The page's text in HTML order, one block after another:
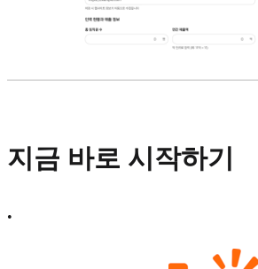
지금 바로 시작하기
•